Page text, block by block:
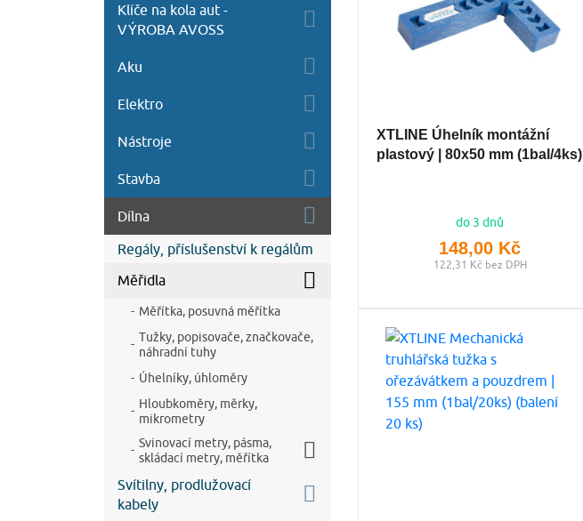
Klíče na kola aut -
VÝROBA AVOSS
Aku
Elektro
Nástroje
Stavba
Dílna
Regály, příslušenství k regálům
Měřidla
Měřítka, posuvná měřítka
Tužky, popisovače, značkovače,
náhradní tuhy
Úhelníky, úhloměry
Hloubkoměry, měrky,
mikrometry
Svinovací metry, pásma,
skládací metry, měřítka
Svítilny, prodlužovací
kabely
XTLINE Úhelník montážní
plastový | 80x50 mm (1bal/4ks)
do 3 dnů
148,00 Kč
122,31 Kč bez DPH